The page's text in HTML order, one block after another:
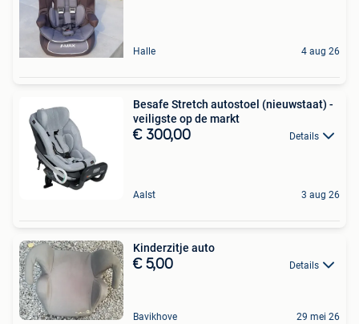
Halle 4 aug 26
Besafe Stretch autostoel (nieuwstaat) -
veiligste op de markt
€ 300,00 Details
Aalst 3 aug 26
Kinderzitje auto
€ 5,00 Details
Bavikhove 29 mei 26